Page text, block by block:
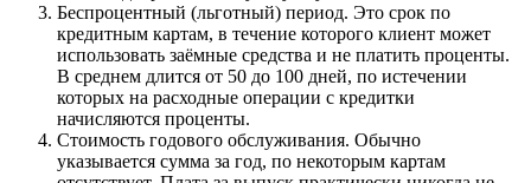
Беспроцентный (льготный) период. Это срок по
кредитным картам, в течение которого клиент может
использовать заёмные средства и не платить проценты.
В среднем длится от 50 до 100 дней, по истечении
которых на расходные операции с кредитки
начисляются проценты.
Стоимость годового обслуживания. Обычно
указывается сумма за год, по некоторым картам